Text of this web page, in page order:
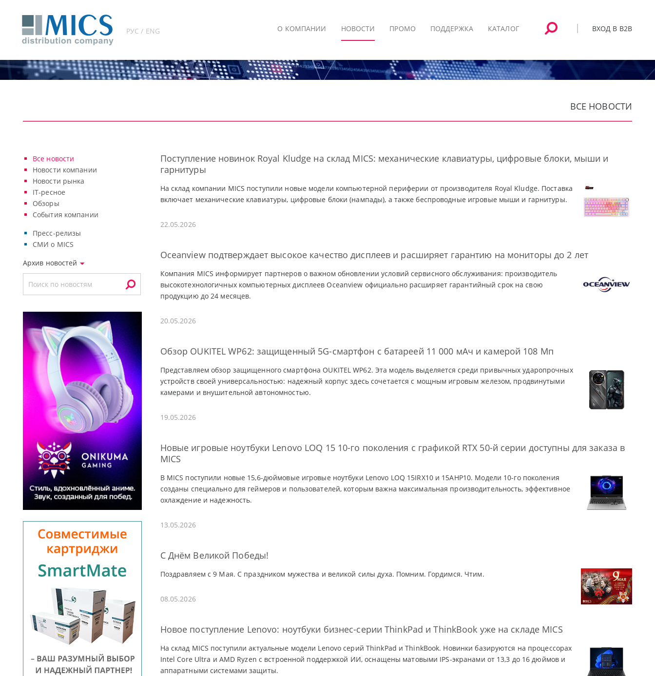
РУС / ENG ВХОД В B2B
О КОМПАНИИ НОВОСТИ ПРОМО ПОДДЕРЖКА КАТАЛОГ
ВСЕ НОВОСТИ
Все новости
Новости компании
Новости рынка
IT-ресное
Обзоры
События компании
Пресс-релизы
СМИ о MICS
Архив новостей
Поступление новинок Royal Kludge на склад MICS: механические клавиатуры, цифровые блоки, мыши и
гарнитуры
На склад компании MICS поступили новые модели компьютерной периферии от производителя Royal Kludge. Поставка
включает механические клавиатуры, цифровые блоки (нампады), а также беспроводные игровые мыши и гарнитуры.
22.05.2026
Oceanview подтверждает высокое качество дисплеев и расширяет гарантию на мониторы до 2 лет
Компания MICS информирует партнеров о важном обновлении условий сервисного обслуживания: производитель
высокотехнологичных компьютерных дисплеев Oceanview официально расширяет гарантийный срок на свою
продукцию до 24 месяцев.
20.05.2026
Обзор OUKITEL WP62: защищенный 5G-смартфон с батареей 11 000 мАч и камерой 108 Мп
Представляем обзор защищенного смартфона OUKITEL WP62. Эта модель выделяется среди привычных ударопрочных
устройств своей универсальностью: надежный корпус здесь сочетается с мощным игровым железом, продвинутыми
камерами и внушительной автономностью.
19.05.2026
Новые игровые ноутбуки Lenovo LOQ 15 10-го поколения с графикой RTX 50-й серии доступны для заказа в
MICS
В MICS поступили новые 15,6-дюймовые игровые ноутбуки Lenovo LOQ 15IRX10 и 15AHP10. Модели 10-го поколения
созданы специально для геймеров и пользователей, которым важна максимальная производительность, эффективное
охлаждение и надежность.
13.05.2026
С Днём Великой Победы!
Поздравляем с 9 Мая. С праздником мужества и великой силы духа. Помним. Гордимся. Чтим.
08.05.2026
Новое поступление Lenovo: ноутбуки бизнес-серии ThinkPad и ThinkBook уже на складе MICS
На склад MICS поступили актуальные модели Lenovo серий ThinkPad и ThinkBook. Новинки базируются на процессорах
Intel Core Ultra и AMD Ryzen с встроенной поддержкой ИИ, оснащены матовыми IPS-экранами от 13,3 до 16 дюймов и
аппаратными системами защиты.